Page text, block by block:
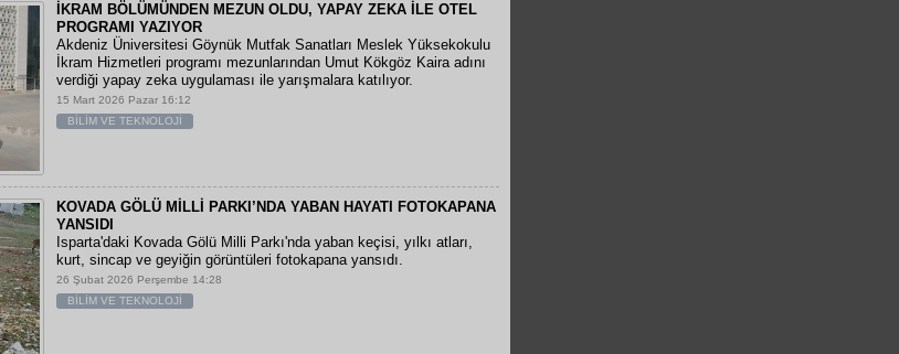
İKRAM BÖLÜMÜNDEN MEZUN OLDU, YAPAY ZEKA İLE OTEL
PROGRAMI YAZIYOR
Akdeniz Üniversitesi Göynük Mutfak Sanatları Meslek Yüksekokulu
İkram Hizmetleri programı mezunlarından Umut Kökgöz Kaira adını
verdiği yapay zeka uygulaması ile yarışmalara katılıyor.
15 Mart 2026 Pazar 16:12
BİLİM VE TEKNOLOJİ
KOVADA GÖLÜ MİLLİ PARKI’NDA YABAN HAYATI FOTOKAPANA
YANSIDI
Isparta'daki Kovada Gölü Milli Parkı'nda yaban keçisi, yılkı atları,
kurt, sincap ve geyiğin görüntüleri fotokapana yansıdı.
26 Şubat 2026 Perşembe 14:28
BİLİM VE TEKNOLOJİ